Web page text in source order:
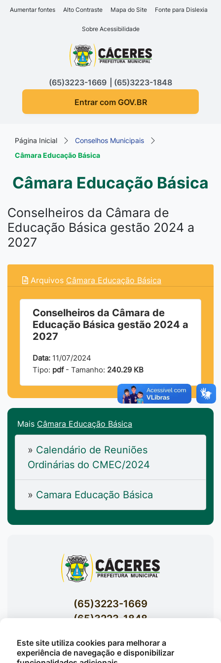
Seção de atalhos e links
Ir para o conteúdo [alt+1]
Ir para o rodapé [alt+4]
Aumentar fontes Alto Contraste Mapa do Site Fonte para Dislexia
Sobre Acessibilidade
Seção do menu principal
(65)3223-1669
(65)3223-1848
Entrar com GOV.BR
Página Inicial
Conselhos Municipais
Câmara Educação Básica
Câmara Educação Básica
Conselheiros da Câmara de
Educação Básica gestão 2024 a
2027
Arquivos Câmara Educação Básica
Conselheiros da Câmara de
Educação Básica gestão 2024 a
2027
Data: 11/07/2024
Tipo: pdf- Tamanho: 240.29 KB
Mais Câmara Educação Básica
» Calendário de Reuniões
Ordinárias do CMEC/2024
» Camara Educação Básica
(65)3223-1669
(65)3223-1848
Av. Brasil nº 119 Bairro Jardim Celeste -
Este site utiliza cookies para melhorar a
experiência de navegação e disponibilizar